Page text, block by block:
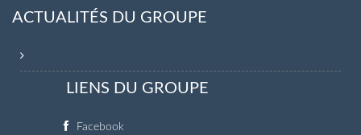
ACTUALITÉS DU GROUPE
LIENS DU GROUPE
Facebook